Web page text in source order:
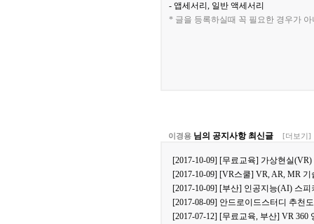
- 앱세서리, 일반 액세서리
* 글을 등록하실때 꼭 필요한 경우가
이경용 님의 공지사항 최신글 [더보기]
[2017-10-09] [무료교육] 가상현실
[2017-10-09] [VR스쿨] VR, AR, MR
[2017-10-09] [부산] 인공지능(AI) 스
[2017-08-09] 안드로이드스터디 추천
[2017-07-12] [무료교육, 부산] VR